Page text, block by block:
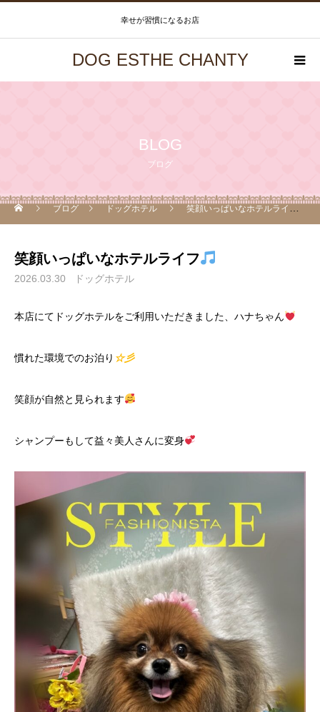
幸せが習慣になるお店
DOG ESTHE CHANTY
BLOG
ブログ
ブログ ドッグホテル 笑顔いっぱいなホテルライフ
笑顔いっぱいなホテルライフ
2026.03.30 ドッグホテル
本店にてドッグホテルをご利用いただきました、ハナちゃん
慣れた環境でのお泊り ☆彡
笑顔が自然と見られます
シャンプーもして益々美人さんに変身